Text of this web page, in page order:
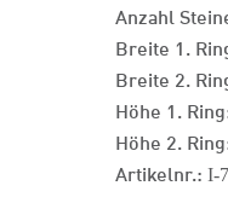
Anzahl
Breite 1.
Breite 2.
Höhe 1.
Höhe 2.
Artikelnr.: I-